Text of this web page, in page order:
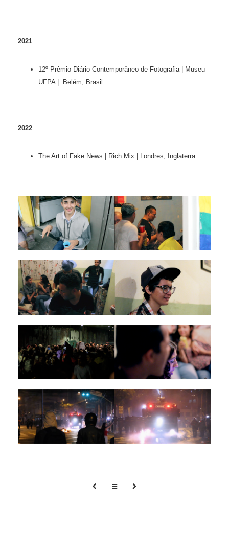
2021
12º Prêmio Diário Contemporâneo de Fotografia | Museu
UFPA | Belém, Brasil
2022
The Art of Fake News | Rich Mix | Londres, Inglaterra